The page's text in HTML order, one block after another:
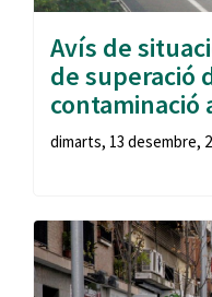
Avís de
de superació
contaminació
dimarts, 13 desembre,